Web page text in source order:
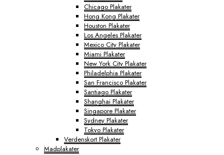
Chicago Plakater
Hong Kong Plakater
Houston Plakater
Los Angeles Plakater
Mexico City Plakater
Miami Plakater
New York City Plakater
Philadelphia Plakater
San Francisco Plakater
Santiago Plakater
Shanghai Plakater
Singapore Plakater
Sydney Plakater
Tokyo Plakater
Verdenskort Plakater
Madplakater